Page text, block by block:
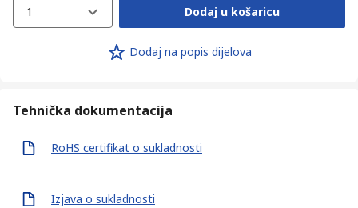
1 Dodaj u košaricu
Dodaj na popis dijelova
Tehnička dokumentacija
RoHS certifikat o sukladnosti
Izjava o sukladnosti